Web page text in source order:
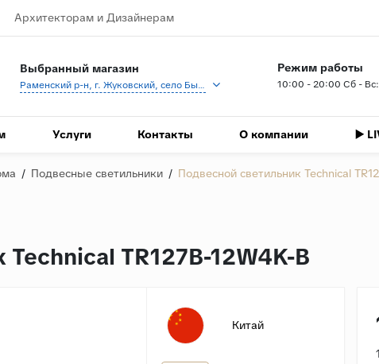
Архитекторам и Дизайнерам
Выбранный магазин
Раменский р-н, г. Жуковский, село Быково, кп Спартак, Береговая ул., 1
Режим работы
10:00 - 20:00 Сб -
Услуги Контакты О компании ▶️
/ Подвесные светильники / Подвесной светильник Technical
TR127B-12W4K-B
Китай